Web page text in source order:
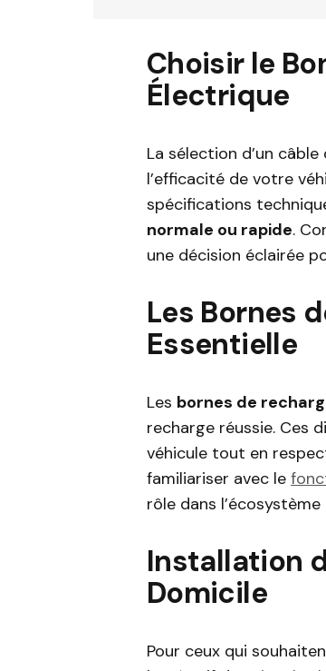
Choisir le
Électrique
La sélection d’un
l’efficacité de votre
spécifications
normale ou rapide.
une décision éclairée
Les Bornes
Essentielle
Les bornes de
recharge réussie. Ces
véhicule tout en
familiariser avec le
rôle dans
Installation
Domicile
Pour ceux qui